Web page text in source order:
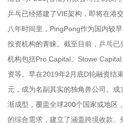
乒乓已经搭建了VIE架构，即将在港
八年时间里，PingPong作为国内较
投资机构的青睐。截至目前，乒乓
机构包括Pro Capital、Stowe
资等。早在2019年2月底D轮融资结
元，成为名副其实的独角兽公司。
渐成型，覆盖全球200个国家或地区
的综合需求，建立了涵盖跨境收款、